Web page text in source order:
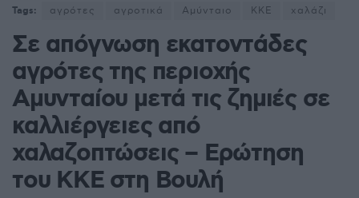
Tags: αγρότες αγροτικά Αμύνταιο ΚΚΕ χαλάζι
Σε απόγνωση εκατοντάδες
αγρότες της περιοχής
Αμυνταίου μετά τις ζημιές σε
καλλιέργειες από
χαλαζοπτώσεις – Ερώτηση
του ΚΚΕ στη Βουλή